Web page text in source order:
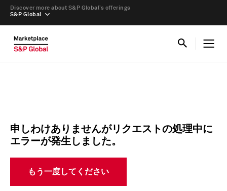
S&P Global
Discover more about S&P Global’s offerings
申しわけありませんがリクエストの処理中に
エラーが発生しました。
もう一度してください